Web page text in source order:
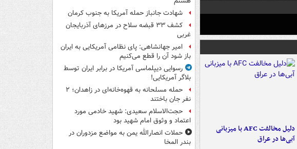
دلیل مخالفت AFC با میزبانی
آبی‌ها در عراق
شهادت جانباز حمله آمریکا به جنوب کرمان
کشف ۳۳ قبضه سلاح در مرزهای آذربایجان
غربی
امیر جهانشاهی: پای نظامی آمریکایی به ایران
باز شود آن را قطع می‌کنیم
رسوایی دیپلماسی آمریکا در برابر ایران توسط
بلاگر آمریکایی!
حمله مسلحانه به قهوه‌خانه‌ای در زاهدان؛ ۲
نفر جان باختند
حجت‌الاسلام سعیدی: شهید خادمی مورد
اعتماد و وثوق امام شهید بود
حملات انصارالله یمن به مواضع مزدوران در
بندر المخا